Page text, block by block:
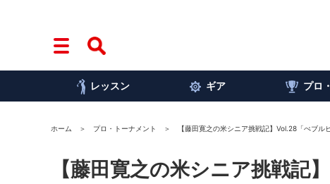
レッスン ギア プロ
ホーム プロ・トーナメント 【藤田寛之の米シニア挑戦記】Vol.28「ぺブル
【藤田寛之の米シニア挑戦